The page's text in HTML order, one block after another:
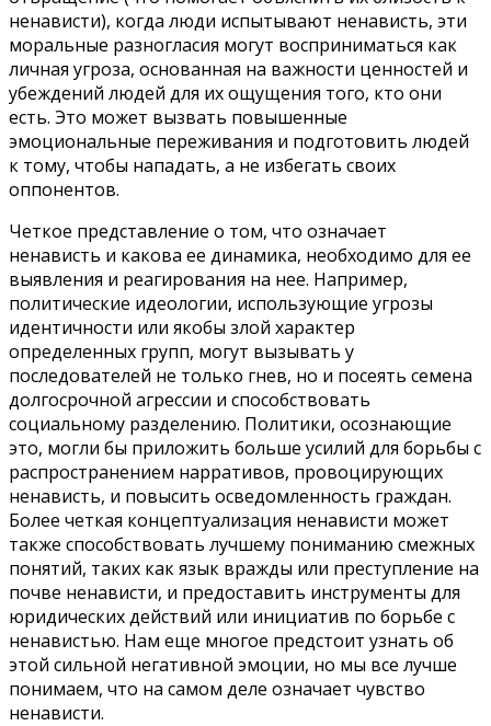
ненависти), когда люди испытывают ненависть, эти
моральные разногласия могут восприниматься как
личная угроза, основанная на важности ценностей и
убеждений людей для их ощущения того, кто они
есть. Это может вызвать повышенные
эмоциональные переживания и подготовить людей
к тому, чтобы нападать, а не избегать своих
оппонентов.
Четкое представление о том, что означает
ненависть и какова ее динамика, необходимо для ее
выявления и реагирования на нее. Например,
политические идеологии, использующие угрозы
идентичности или якобы злой характер
определенных групп, могут вызывать у
последователей не только гнев, но и посеять семена
долгосрочной агрессии и способствовать
социальному разделению. Политики, осознающие
это, могли бы приложить больше усилий для борьбы с
распространением нарративов, провоцирующих
ненависть, и повысить осведомленность граждан.
Более четкая концептуализация ненависти может
также способствовать лучшему пониманию смежных
понятий, таких как язык вражды или преступление на
почве ненависти, и предоставить инструменты для
юридических действий или инициатив по борьбе с
ненавистью. Нам еще многое предстоит узнать об
этой сильной негативной эмоции, но мы все лучше
понимаем, что на самом деле означает чувство
ненависти.